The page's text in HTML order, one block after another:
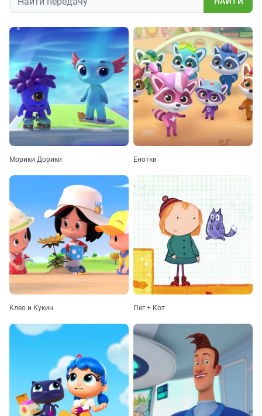
Морики Дорики Енотки
Клео и Кукин Пег + Кот